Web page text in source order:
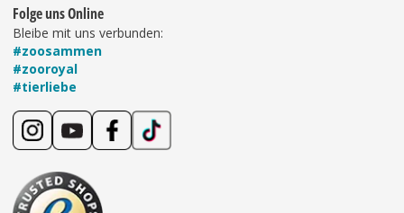
Folge uns Online
Bleibe mit uns verbunden:
#zoosammen
#zooroyal
#tierliebe